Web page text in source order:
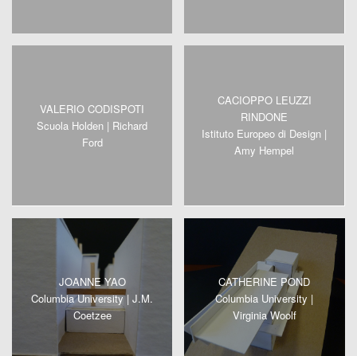
VALERIO CODISPOTI
Scuola Holden | Richard
Ford
CACIOPPO LEUZZI
RINDONE
Istituto Europeo di Design |
Amy Hempel
JOANNE YAO
Columbia University | J.M.
Coetzee
CATHERINE POND
Columbia University |
Virginia Woolf